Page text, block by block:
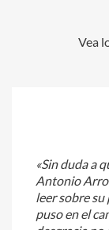
Vea
«Sin duda a
Antonio
leer sobre
puso en el